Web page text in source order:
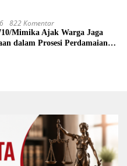
822 Komentar
Mimika Ajak Warga Jaga
dalam Prosesi Perdamaian